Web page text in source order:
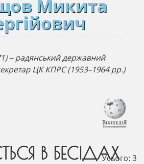
Микита
– радянський державний
ЦК КПРС (1953–1964 рр.)
В БЕСІДАХУсього: 3